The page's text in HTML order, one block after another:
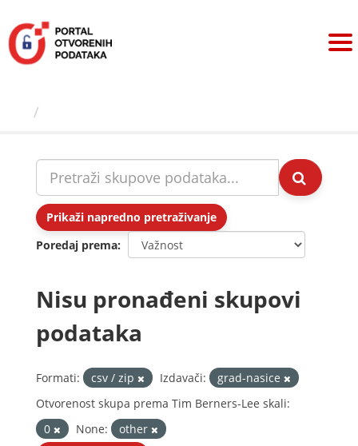
sadržaj
Prikaži napredno pretraživanje
Poredaj prema
Nisu pronađeni skupovi
podataka
Formati: csv / zip Izdavači:
grad-nasice
Otvorenost skupa prema Tim Berners-Lee skali:
0
None:
other